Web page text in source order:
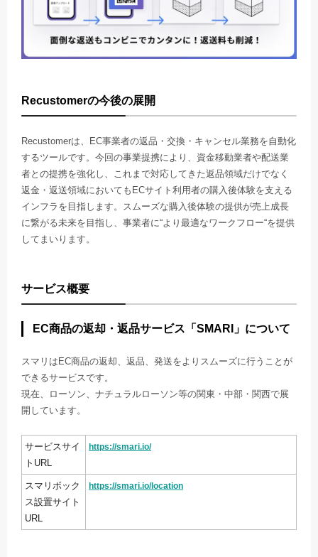
Recustomerの今後の展開
Recustomerは、EC事業者の返品・交換・キャンセル業務を自動化
するツールです。今回の事業提携により、資金移動業者や配送業
者との提携を強化し、これまで対応してきた返品領域だけでなく
返金・返送領域においてもECサイト利用者の購入後体験を支える
インフラを目指します。スムーズな購入後体験の提供が売上成長
に繋がる未来を目指し、事業者に“より最適なワークフロー“を提供
してまいります。
サービス概要
EC商品の返却・返品サービス「SMARI」について
スマリはEC商品の返却、返品、発送をよりスムーズに行うことが
できるサービスです。
現在、ローソン、ナチュラルローソン等の関東・中部・関西で展
開しています。
サービスサイ
トURL
https://smari.io/
スマリボック
ス設置サイト
URL
https://smari.io/location